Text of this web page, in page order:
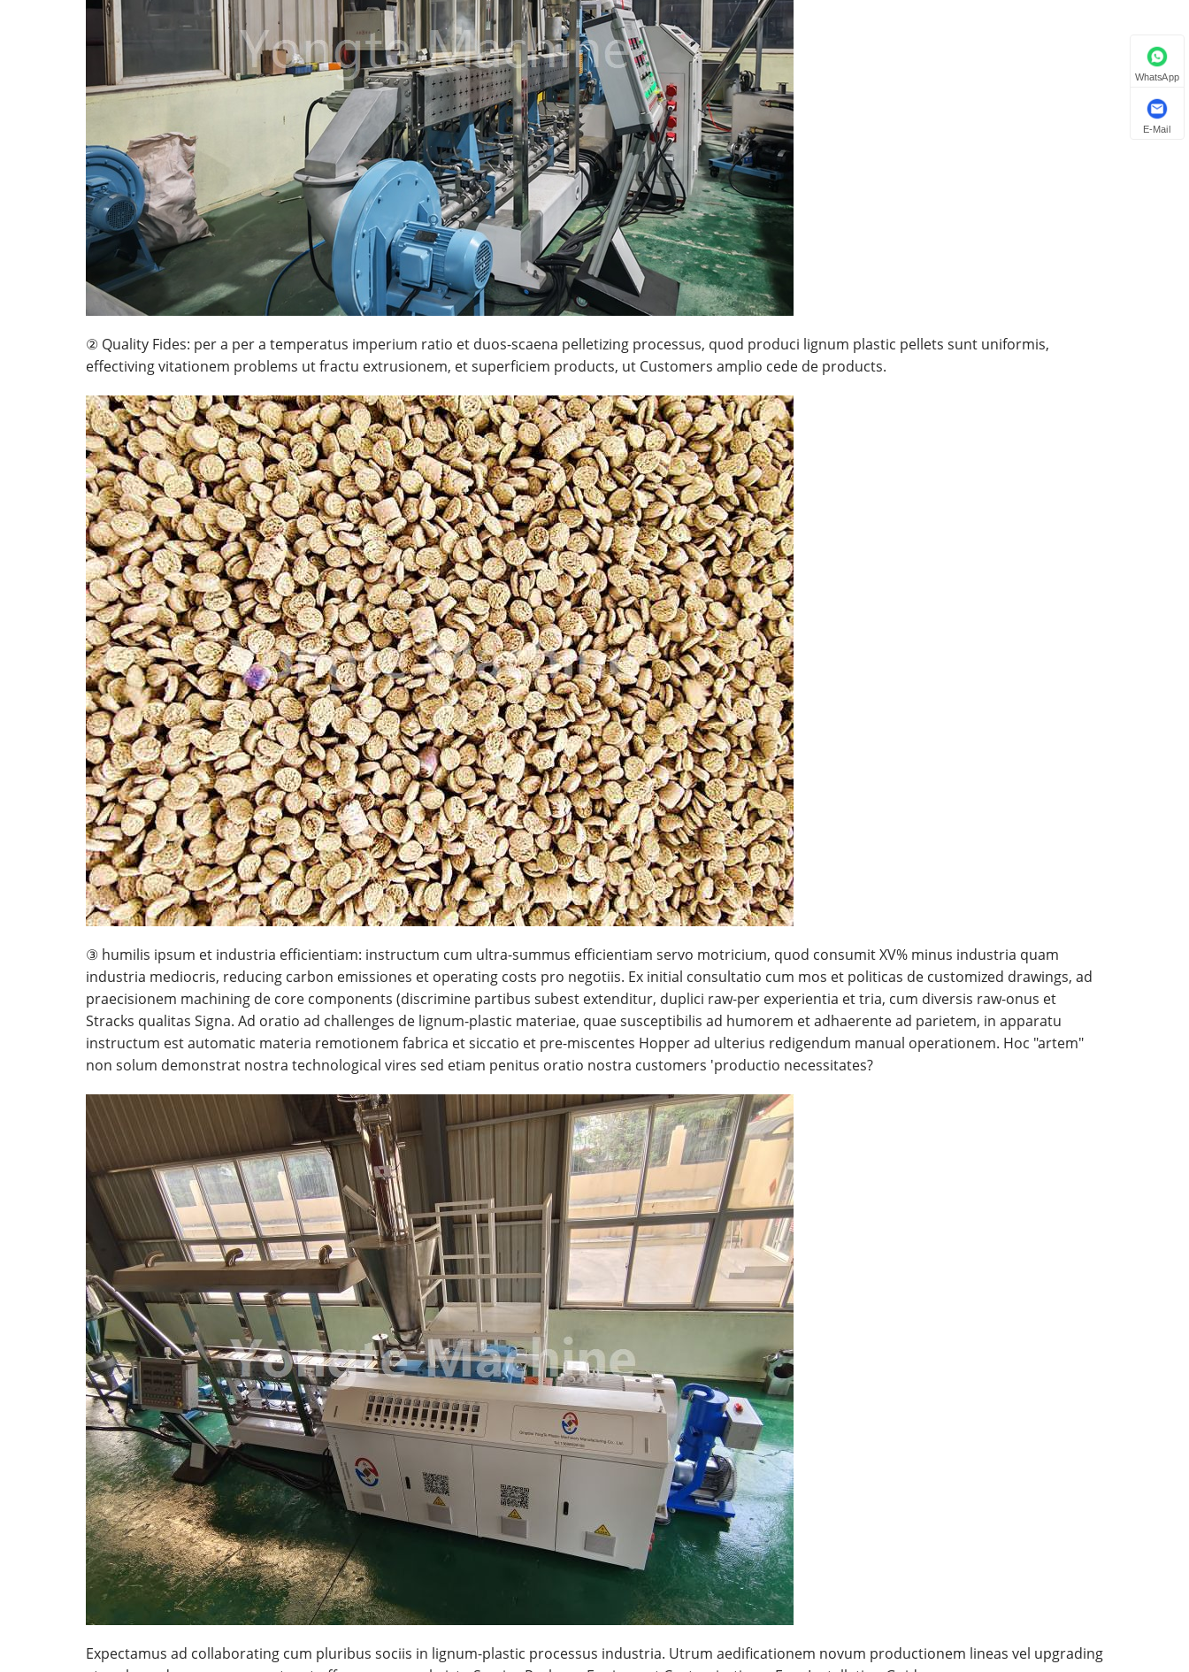
② Quality Fides: per a per a temperatus imperium ratio et duos-scaena pelletizing processus, quod produci lignum plastic pellets sunt uniformis,
effectiving vitationem problems ut fractu extrusionem, et superficiem products, ut Customers amplio cede de products.
③ humilis ipsum et industria efficientiam: instructum cum ultra-summus efficientiam servo motricium, quod consumit XV% minus industria quam
industria mediocris, reducing carbon emissiones et operating costs pro negotiis. Ex initial consultatio cum mos et politicas de customized drawings, ad
praecisionem machining de core components (discrimine partibus subest extenditur, duplici raw-per experientia et tria, cum diversis raw-onus et
Stracks qualitas Signa. Ad oratio ad challenges de lignum-plastic materiae, quae susceptibilis ad humorem et adhaerente ad parietem, in apparatu
instructum est automatic materia remotionem fabrica et siccatio et pre-miscentes Hopper ad ulterius redigendum manual operationem. Hoc "artem"
non solum demonstrat nostra technological vires sed etiam penitus oratio nostra customers 'productio necessitates?
Expectamus ad collaborating cum pluribus sociis in lignum-plastic processus industria. Utrum aedificationem novum productionem lineas vel upgrading
WhatsApp
E-Mail